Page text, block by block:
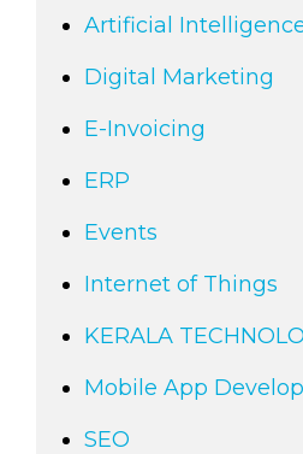
Artificial
Digital Marketing
E-Invoicing
ERP
Events
Internet of Things
KERALA
Mobile App
SEO